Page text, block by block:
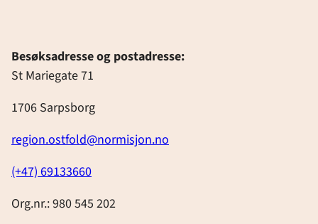
Besøksadresse og postadresse:
St Mariegate 71
1706 Sarpsborg
region.ostfold@normisjon.no
(+47) 69133660
Org.nr.: 980 545 202